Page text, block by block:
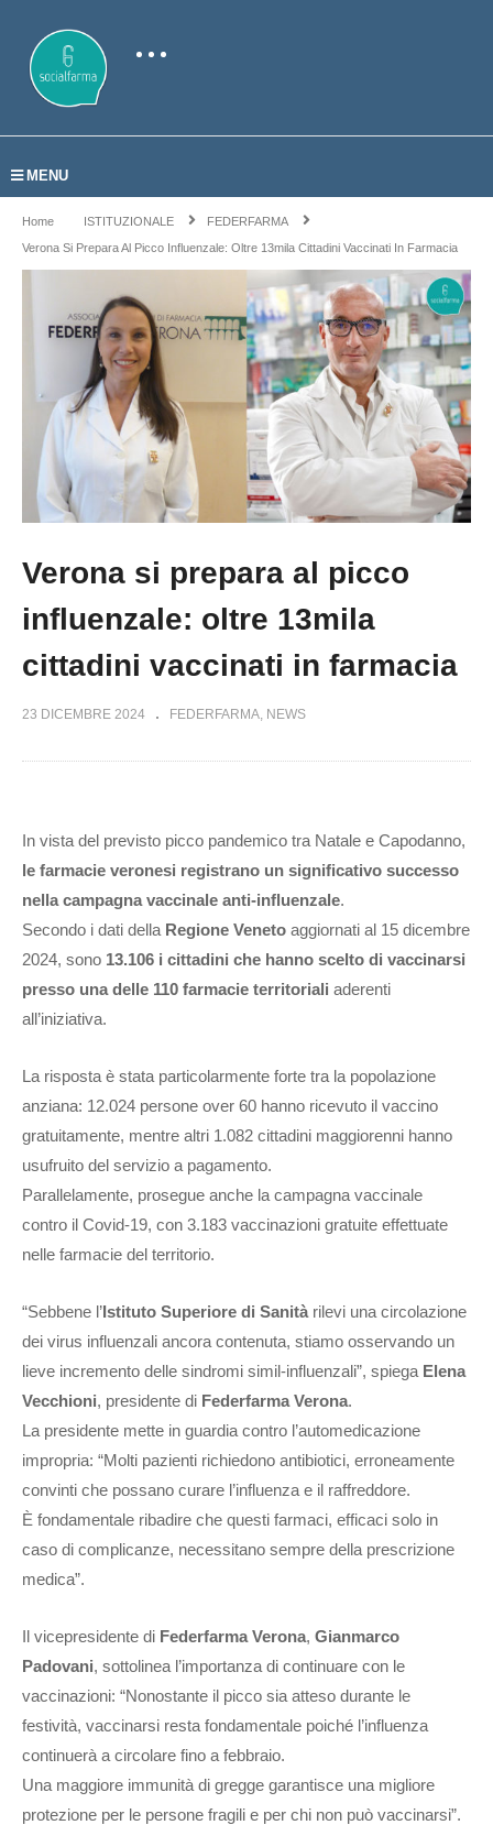
MENU
Home ISTITUZIONALE
FEDERFARMA
Verona Si Prepara Al Picco Influenzale: Oltre 13mila Cittadini Vaccinati In Farmacia
Verona si prepara al picco
influenzale: oltre 13mila
cittadini vaccinati in farmacia
23 DICEMBRE 2024 FEDERFARMA NEWS
In vista del previsto picco pandemico tra Natale e Capodanno,
le farmacie veronesi registrano un significativo successo
nella campagna vaccinale anti-influenzale.
Secondo i dati della Regione Veneto aggiornati al 15 dicembre
2024, sono 13.106 i cittadini che hanno scelto di vaccinarsi
presso una delle 110 farmacie territoriali aderenti
all’iniziativa.
La risposta è stata particolarmente forte tra la popolazione
anziana: 12.024 persone over 60 hanno ricevuto il vaccino
gratuitamente, mentre altri 1.082 cittadini maggiorenni hanno
usufruito del servizio a pagamento.
Parallelamente, prosegue anche la campagna vaccinale
contro il Covid-19, con 3.183 vaccinazioni gratuite effettuate
nelle farmacie del territorio.
“Sebbene l’Istituto Superiore di Sanità rilevi una circolazione
dei virus influenzali ancora contenuta, stiamo osservando un
lieve incremento delle sindromi simil-influenzali”, spiega Elena
Vecchioni, presidente di Federfarma Verona.
La presidente mette in guardia contro l’automedicazione
impropria: “Molti pazienti richiedono antibiotici, erroneamente
convinti che possano curare l’influenza e il raffreddore.
È fondamentale ribadire che questi farmaci, efficaci solo in
caso di complicanze, necessitano sempre della prescrizione
medica”.
Il vicepresidente di Federfarma Verona, Gianmarco
Padovani, sottolinea l’importanza di continuare con le
vaccinazioni: “Nonostante il picco sia atteso durante le
festività, vaccinarsi resta fondamentale poiché l’influenza
continuerà a circolare fino a febbraio.
Una maggiore immunità di gregge garantisce una migliore
protezione per le persone fragili e per chi non può vaccinarsi”.